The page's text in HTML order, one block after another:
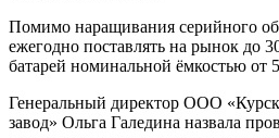
Помимо наращивания серийного
ежегодно поставлять на рынок до
батарей номинальной ёмкостью от
Генеральный директор ООО
завод» Ольга Галедина назвала